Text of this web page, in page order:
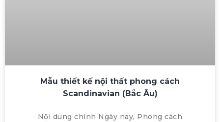
Mẫu thiết kế nội thất phong cách
Scandinavian (Bắc Âu)
Nội dung chính Ngày nay, Phong cách